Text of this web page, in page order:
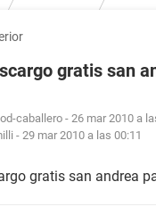
gratis san
caballero- 26 mar 2010 a
- 29 mar 2010 a las 00:11
gratis san andrea